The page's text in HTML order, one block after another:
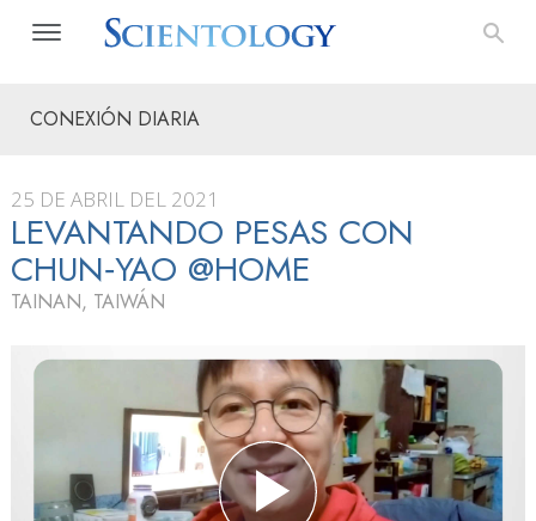
CONEXIÓN DIARIA
25 DE ABRIL DEL 2021
LEVANTANDO PESAS CON
CHUN‑YAO @HOME
TAINAN, TAIWÁN